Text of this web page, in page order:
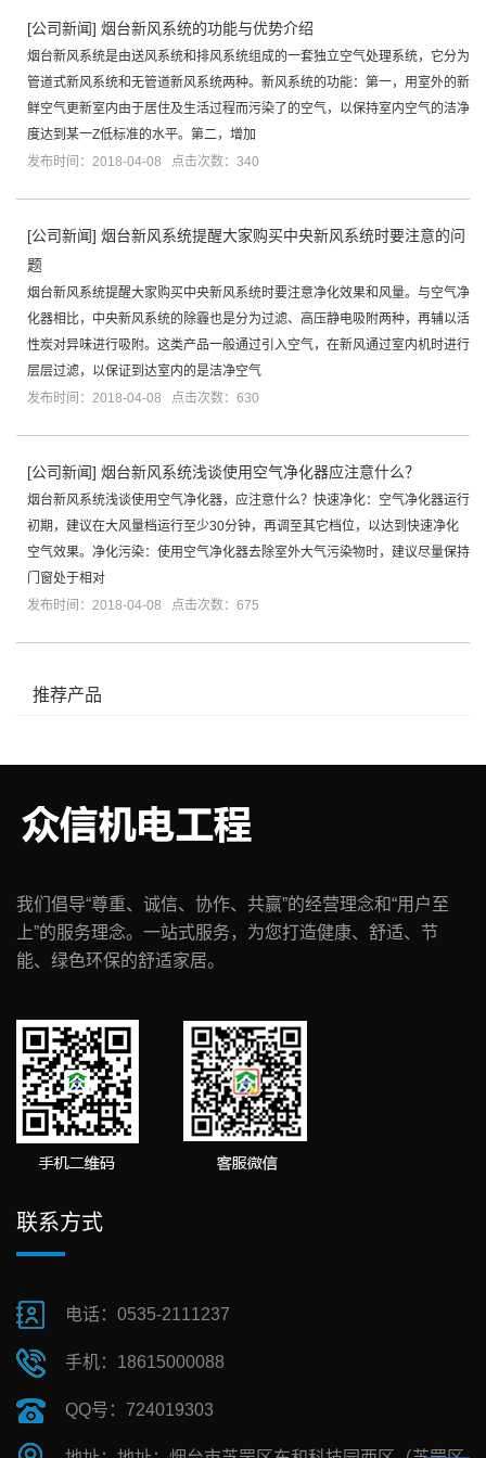
[公司新闻] 烟台新风系统的功能与优势介绍
烟台新风系统是由送风系统和排风系统组成的一套独立空气处理系统，它分为
管道式新风系统和无管道新风系统两种。新风系统的功能：第一，用室外的新
鲜空气更新室内由于居住及生活过程而污染了的空气，以保持室内空气的洁净
度达到某一Z低标准的水平。第二，增加
发布时间：2018-04-08 点击次数：340
[公司新闻] 烟台新风系统提醒大家购买中央新风系统时要注意的问
题
烟台新风系统提醒大家购买中央新风系统时要注意净化效果和风量。与空气净
化器相比，中央新风系统的除霾也是分为过滤、高压静电吸附两种，再辅以活
性炭对异味进行吸附。这类产品一般通过引入空气，在新风通过室内机时进行
层层过滤，以保证到达室内的是洁净空气
发布时间：2018-04-08 点击次数：630
[公司新闻] 烟台新风系统浅谈使用空气净化器应注意什么？
烟台新风系统浅谈使用空气净化器，应注意什么？快速净化：空气净化器运行
初期，建议在大风量档运行至少30分钟，再调至其它档位，以达到快速净化
空气效果。净化污染：使用空气净化器去除室外大气污染物时，建议尽量保持
门窗处于相对
发布时间：2018-04-08 点击次数：675
推荐产品
我们倡导“尊重、诚信、协作、共赢”的经营理念和“用户至
上”的服务理念。一站式服务，为您打造健康、舒适、节
能、绿色环保的舒适家居。
联系方式
电话：0535-2111237
手机：18615000088
QQ号：724019303